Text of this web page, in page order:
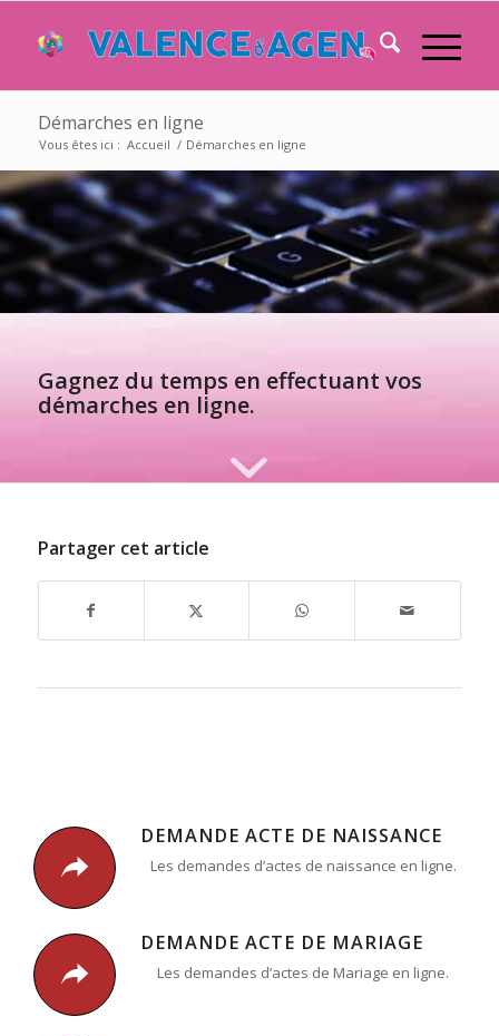
Démarches en ligne
Vous êtes ici : Accueil / Démarches en ligne
Gagnez du temps en effectuant vos
démarches en ligne.
Partager cet article
DEMANDE ACTE DE NAISSANCE
Les demandes d’actes de naissance en ligne.
DEMANDE ACTE DE MARIAGE
Les demandes d’actes de Mariage en ligne.